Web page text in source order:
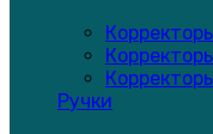
Ручки